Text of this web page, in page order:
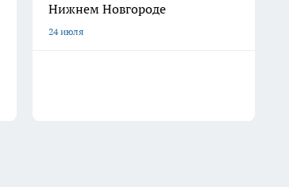
Нижнем Новгороде
24 июля